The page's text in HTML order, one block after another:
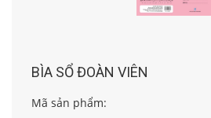
BÌA SỔ ĐOÀN VIÊN
Mã sản phẩm: